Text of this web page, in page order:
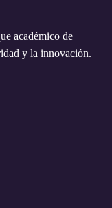
académico de
y la innovación.